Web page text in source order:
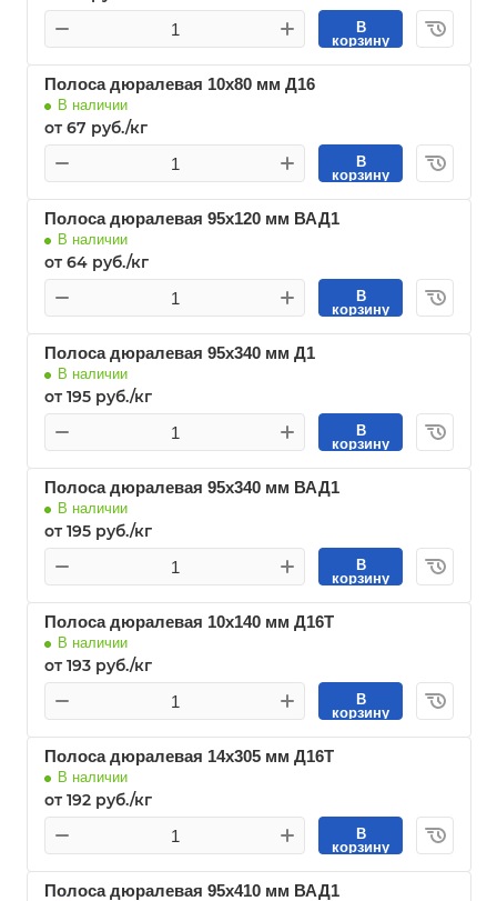
В
корзину
Полоса дюралевая 10х80 мм Д16
В наличии
от 67 руб./кг
В
корзину
Полоса дюралевая 95х120 мм ВАД1
В наличии
от 64 руб./кг
В
корзину
Полоса дюралевая 95х340 мм Д1
В наличии
от 195 руб./кг
В
корзину
Полоса дюралевая 95х340 мм ВАД1
В наличии
от 195 руб./кг
В
корзину
Полоса дюралевая 10х140 мм Д16Т
В наличии
от 193 руб./кг
В
корзину
Полоса дюралевая 14х305 мм Д16Т
В наличии
от 192 руб./кг
В
корзину
Полоса дюралевая 95х410 мм ВАД1